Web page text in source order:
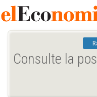
Consulte la